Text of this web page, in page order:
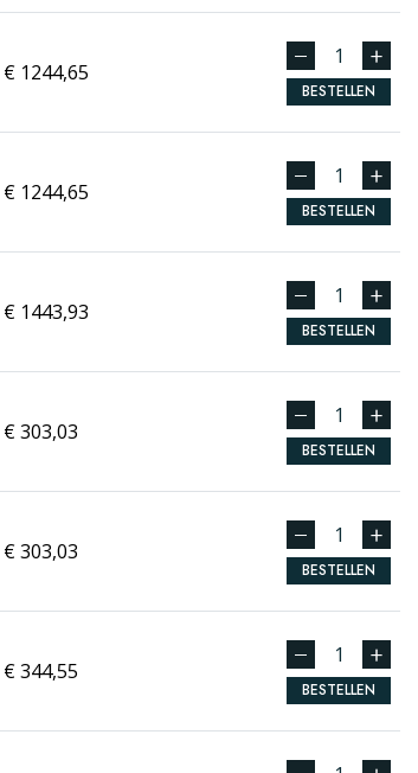
€ 1244,65
BESTELLEN
€ 1244,65
BESTELLEN
€ 1443,93
BESTELLEN
€ 303,03
BESTELLEN
€ 303,03
BESTELLEN
€ 344,55
BESTELLEN